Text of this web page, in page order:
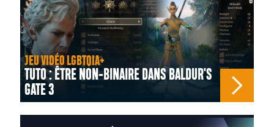
JEU VIDÉO LGBTQIA+
TUTO : ÊTRE NON-BINAIRE DANS BALDUR'S
GATE 3